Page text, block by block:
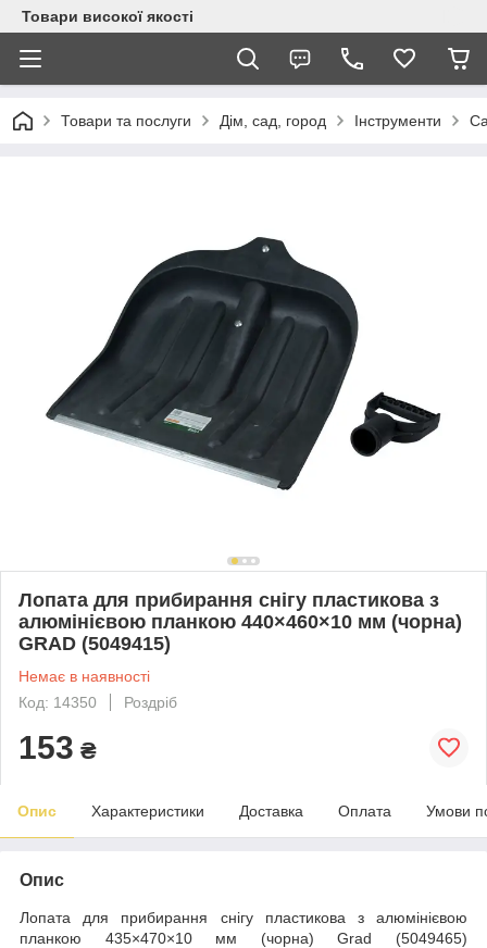
Товари високої якості
Товари та послуги Дім, сад, город Інструменти
Лопата для прибирання снігу пластикова з
алюмінієвою планкою 440×460×10 мм (чорна)
GRAD (5049415)
Немає в наявності
Код: 14350
Роздріб
153 ₴
Опис Характеристики Доставка Оплата Умови
Опис
Лопата для прибирання снігу пластикова з алюмінієвою
планкою 435×470×10 мм (чорна) Grad (5049465)